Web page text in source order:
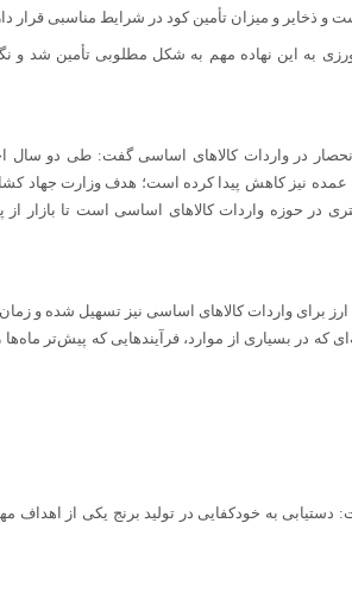
ذخایر و میزان تأمین کود در شرایط مناسبی قرار
به این نهاده مهم به شکل مطلوبی تأمین شد و
در واردات کالاهای اساسی گفت: طی دو سال
نیز کاهش پیدا کرده است؛ هدف وزارت جهاد
در حوزه واردات کالاهای اساسی است تا بازار از
برای واردات کالاهای اساسی نیز تسهیل شده و زمان
در بسیاری از موارد، فرآیندهایی که پیش‌تر
دستیابی به خودکفایی در تولید برنج یکی از